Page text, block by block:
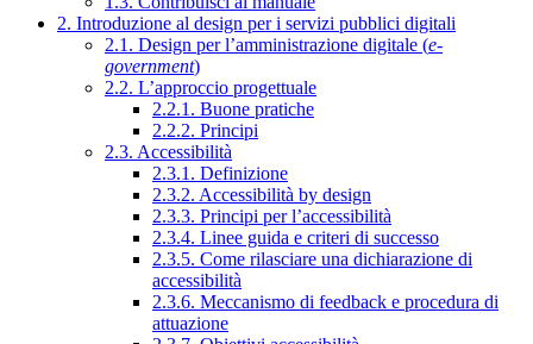
2. Introduzione al design per i servizi pubblici digitali
2.1. Design per l’amministrazione digitale (e-
government)
2.2. L’approccio progettuale
2.2.1. Buone pratiche
2.2.2. Principi
2.3. Accessibilità
2.3.1. Definizione
2.3.2. Accessibilità by design
2.3.3. Principi per l’accessibilità
2.3.4. Linee guida e criteri di successo
2.3.5. Come rilasciare una dichiarazione di
accessibilità
2.3.6. Meccanismo di feedback e procedura di
attuazione